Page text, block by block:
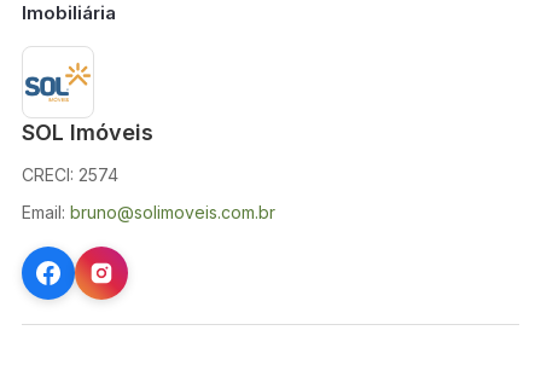
Imobiliária
SOL Imóveis
CRECI: 2574
Email: bruno@solimoveis.com.br